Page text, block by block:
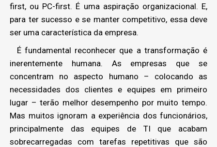
first, ou PC-first. É uma aspiração organizacional. E,
para ter sucesso e se manter competitivo, essa deve
ser uma característica da empresa.
É fundamental reconhecer que a transformação é
inerentemente humana. As empresas que se
concentram no aspecto humano – colocando as
necessidades dos clientes e equipes em primeiro
lugar – terão melhor desempenho por muito tempo.
Mas muitos ignoram a experiência dos funcionários,
principalmente das equipes de TI que acabam
sobrecarregadas com tarefas repetitivas que são